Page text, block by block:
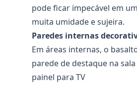
pode ficar impecável em
muita umidade e sujeira.
Paredes internas
Em áreas internas, o
parede de destaque na sala
painel para TV